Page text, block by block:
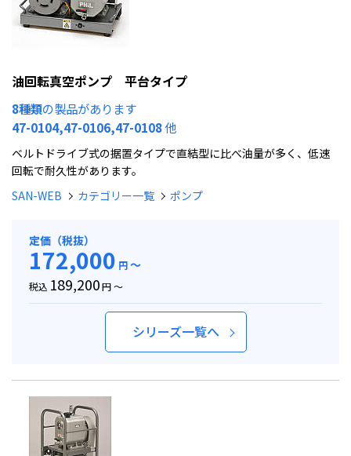
油回転真空ポンプ 平台タイプ
8種類の製品があります
47-0104,47-0106,47-0108他
ベルトドライブ式の据置タイプで直結型に比べ油量が多く、低速
回転で耐久性があります。
SAN-WEB
カテゴリー一覧 ポンプ
定価（税抜）
172,000 円～
税込 189,200円 ～
シリーズ一覧へ